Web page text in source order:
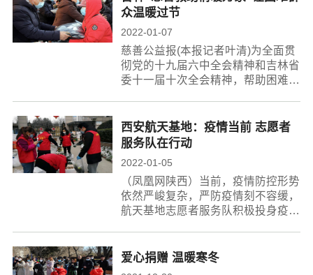
众温暖过节
2022-01-07
慈善公益报(本报记者叶清)为全面贯
彻党的十九届六中全会精神和吉林省
委十一届十次全会精神，帮助困难群
情暖万家”活动，帮助全省城乡低保
家庭、...
西安航天基地：疫情当前 志愿者
服务队在行动
2022-01-05
（凤凰网陕西）当前，疫情防控形势
依然严峻复杂，严防疫情刻不容缓，
航天基地志愿者服务队积极投身疫情
资，哪里有需要，哪里就有他们的身
爱心捐赠 温暖寒冬